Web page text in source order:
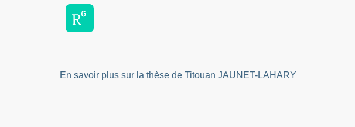
En savoir plus sur la thèse de Titouan JAUNET-LAHARY